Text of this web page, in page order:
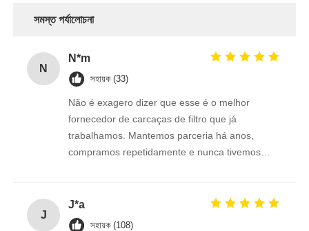
সমস্ত পর্যালোচনা
N
N*m
সহায়ক (33)
Não é exagero dizer que esse é o melhor
fornecedor de carcaças de filtro que já
trabalhamos. Mantemos parceria há anos,
compramos repetidamente e nunca tivemos
J
J*a
সহায়ক (108)